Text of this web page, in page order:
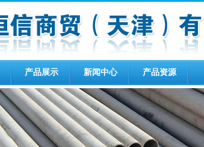
产品展示 新闻中心 产品资源